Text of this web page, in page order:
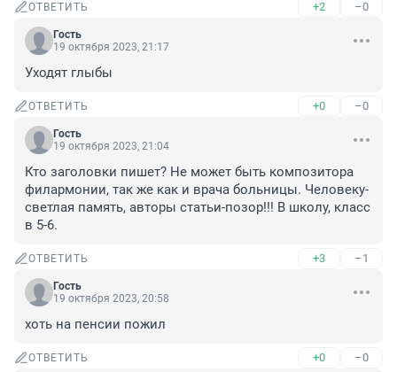
ОТВЕТИТЬ +2 –0
Гость
19 октября 2023, 21:17
Уходят глыбы
ОТВЕТИТЬ +0 –0
Гость
19 октября 2023, 21:04
Кто заголовки пишет? Не может быть композитора
филармонии, так же как и врача больницы. Человеку-
светлая память, авторы статьи-позор!!! В школу, класс
в 5-6.
ОТВЕТИТЬ +3 –1
Гость
19 октября 2023, 20:58
хоть на пенсии пожил
ОТВЕТИТЬ +0 –0